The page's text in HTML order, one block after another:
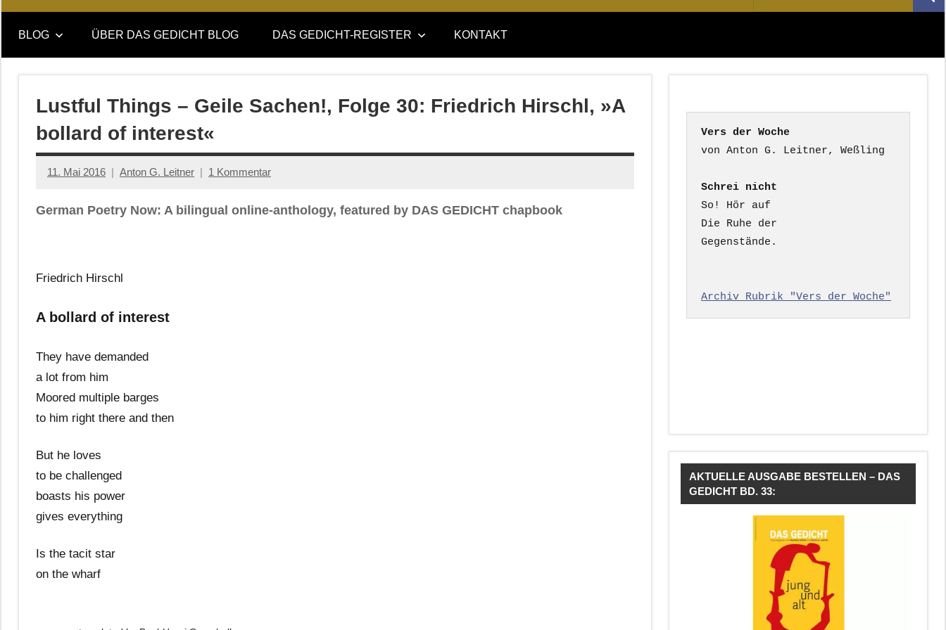
DAS
GEDICHT
blog
DAS
GEDICHT.
Zeitschrift
nach:
BLOG ÜBER DAS GEDICHT BLOG DAS GEDICHT-REGISTER KONTAKT
Lustful Things – Geile Sachen!, Folge 30: Friedrich Hirschl, »A
bollard of interest«
11. Mai 2016 Anton G. Leitner 1 Kommentar
German Poetry Now: A bilingual online-anthology, featured by DAS GEDICHT chapbook
Friedrich Hirschl
A bollard of interest
They have demanded
a lot from him
Moored multiple barges
to him right there and then
But he loves
to be challenged
boasts his power
gives everything
Is the tacit star
on the wharf
Vers der Woche
Schrei nicht
So! Hör auf
Die Ruhe der
Gegenstände.
Archiv Rubrik "Vers der Woche"
AKTUELLE AUSGABE BESTELLEN – DAS
GEDICHT BD. 33: